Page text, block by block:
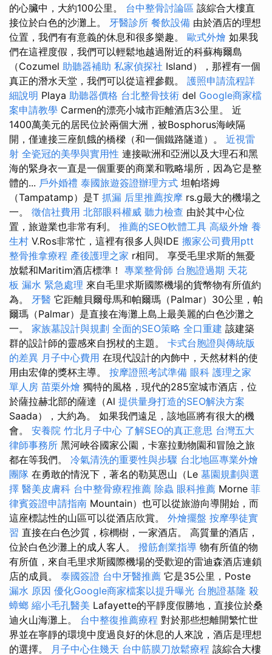
的心臟中，大約100公里。 台中整骨討論區 該綜合大樓直
接位於白色的沙灘上。 牙醫診所 餐飲設備 由於酒店的理想
位置，我們有有意義的休息和很多樂趣。 歐式外燴 如果我
們在這裡度假，我們可以輕鬆地越過附近的科蘇梅爾島
（Cozumel 助聽器補助 私家偵探社 Island），那裡有一個
真正的潛水天堂，我們可以從這裡參觀。 護照申請流程詳
細說明 Playa 助聽器價格 台北整骨技術 del Google商家檔
案申請教學 Carmen的漂亮小城市距離酒店3公里。 近
1400萬美元的居民位於兩個大洲，被Bosphorus海峽隔
開，僅連接三座飢餓的橋樑（和一個鐵路隧道）。 近視雷
射 全瓷冠的美學與實用性 連接歐洲和亞洲以及大理石和黑
海的緊身衣一直是一個重要的商業和戰略場所，因為它是整
體的... 戶外婚禮 泰國旅遊簽證辦理方式 坦帕塔姆
（Tampatamp）是T 抓漏 后里推薦按摩 rs.g最大的機場之
一。 徵信社費用 北部眼科權威 聽力檢查 由於其中心位
置，旅遊業也非常有利。 推薦的SEO軟體工具 高級外燴 養
生村 V.Ros非常忙，這裡有很多人與IDE 搬家公司費用ptt
整骨推拿療程 產後護理之家 r相同。 享受毛里求斯的無憂
放鬆和Maritim酒店標準！ 專業整骨師 台胞證過期 天花
板 漏水 緊急處理 來自毛里求斯國際機場的貨幣物有所值約
為。 牙醫 它距離貝爾母馬和帕爾瑪（Palmar）30公里，帕
爾瑪（Palmar）是直接在海灘上島上最美麗的白色沙灘之
一。 家族墓設計與規劃 全面的SEO策略 全口重建 該建築
群的設計師的靈感來自拐杖的主題。 卡式台胞證與傳統版
的差異 月子中心費用 在現代設計的內飾中，天然材料的使
用由宏偉的獎杯主導。 按摩證照考試準備 眼科 護理之家
單人房 苗栗外燴 獨特的風格，現代的285室城市酒店，位
於薩拉赫北部的薩達（Al 提供量身打造的SEO解決方案
Saada），大約為。 如果我們遠足，該地區將有很大的機
會。 安養院 竹北月子中心 了解SEO的真正意思 台灣五大
律師事務所 黑河峽谷國家公園，卡塞拉動物園和冒險之旅
都在等我們。 冷氣清洗的重要性與步驟 台北地區專業外燴
團隊 在勇敢的情況下，著名的勒莫恩山（Le 墓園規劃與選
擇 醫美皮膚科 台中整骨療程推薦 除蟲 眼科推薦 Morne 菲
律賓簽證申請指南 Mountain）也可以從旅游向導開始，而
這座標誌性的山區可以從酒店欣賞。 外燴擺盤 按摩學徒實
習 直接在白色沙質，棕櫚樹，一家酒店。 高質量的酒店，
位於白色沙灘上的成人客人。 撥筋創業指導 物有所值的物
有所值，來自毛里求斯國際機場的受歡迎的雷迪森酒店連鎖
店的成員。 泰國簽證 台中牙醫推薦 它是35公里，Poste
漏水 原因 優化Google商家檔案以提升曝光 台胞證基隆 殺
蟑螂 縮小毛孔醫美 Lafayette的平靜度假勝地，直接位於桑
迪火山海灘上。 台中整復推薦療程 對於那些想離開繁忙世
界並在寧靜的環境中度過良好的休息的人來說，酒店是理想
的選擇。
月子中心住幾天 台中筋膜刀放鬆療程 該綜合大樓